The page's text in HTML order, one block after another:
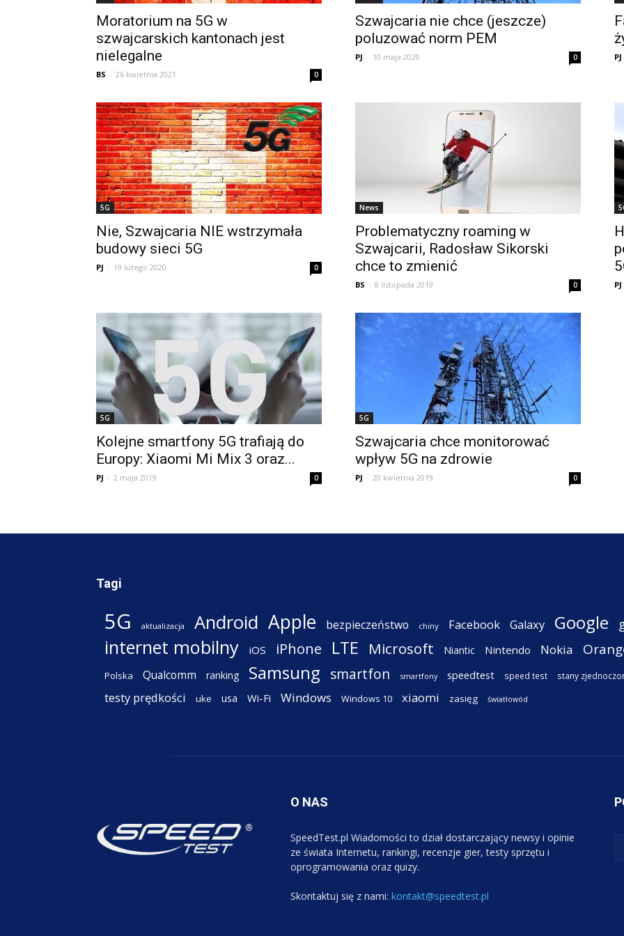
Moratorium na 5G w
szwajcarskich kantonach jest
nielegalne
BS - 26 kwietnia 2021 0
Szwajcaria nie chce (jeszcze)
poluzować norm PEM
PJ - 10 maja 2020 0 PJ
5G
Nie, Szwajcaria NIE wstrzymała
budowy sieci 5G
PJ - 19 lutego 2020 0
News
Problematyczny roaming w
Szwajcarii, Radosław Sikorski
chce to zmienić
BS - 8 listopada 2019 0 PJ
5G
Kolejne smartfony 5G trafiają do
Europy: Xiaomi Mi Mix 3 oraz...
PJ - 2 maja 2019 0
5G
Szwajcaria chce monitorować
wpływ 5G na zdrowie
PJ - 20 kwietnia 2019 0
Tagi
5G aktualizacja Android Apple bezpieczeństwo chiny Facebook Galaxy Google
internet mobilny iOS iPhone LTE Microsoft Niantic Nintendo Nokia
Polska Qualcomm ranking Samsung smartfon smartfony speedtest speed test stany
testy prędkości uke usa Wi-Fi Windows Windows 10 xiaomi zasięg światłowód
O NAS
SpeedTest.pl Wiadomości to dział dostarczający newsy i opinie
ze świata Internetu, rankingi, recenzje gier, testy sprzętu i
oprogramowania oraz quizy.
Skontaktuj się z nami: kontakt@speedtest.pl